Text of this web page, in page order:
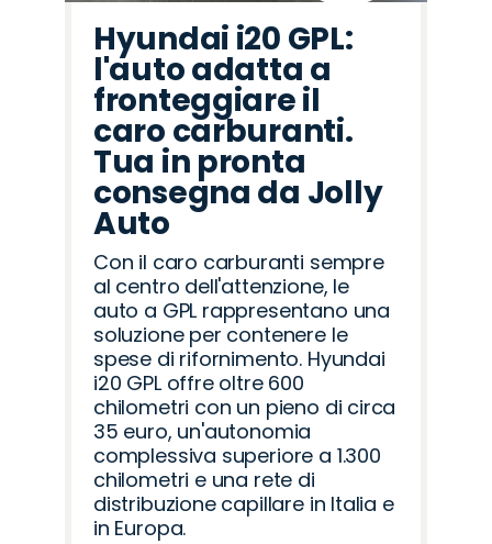
Hyundai i20 GPL:
l'auto adatta a
fronteggiare il
caro carburanti.
Tua in pronta
consegna da Jolly
Auto
Con il caro carburanti sempre
al centro dell'attenzione, le
auto a GPL rappresentano una
soluzione per contenere le
spese di rifornimento. Hyundai
i20 GPL offre oltre 600
chilometri con un pieno di circa
35 euro, un'autonomia
complessiva superiore a 1.300
chilometri e una rete di
distribuzione capillare in Italia e
in Europa.